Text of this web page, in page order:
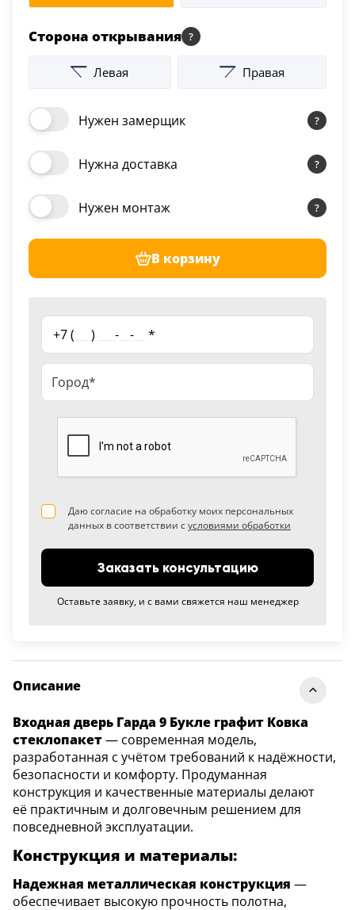
Сторона открывания
Левая Правая
Нужен замерщик
Нужна доставка
Нужен монтаж
В корзину
+7 ( ) - - *
Даю согласие на обработку моих персональных
данных в соответствии сусловиями обработки
Заказать консультацию
Оставьте заявку, и с вами свяжется наш менеджер
Описание
Входная дверь Гарда 9 Букле графит Ковка
стеклопакет— современная модель,
разработанная с учётом требований к надёжности,
безопасности и комфорту. Продуманная
конструкция и качественные материалы делают
её практичным и долговечным решением для
повседневной эксплуатации.
Конструкция и материалы:
Надежная металлическая конструкция —
обеспечивает высокую прочность полотна,